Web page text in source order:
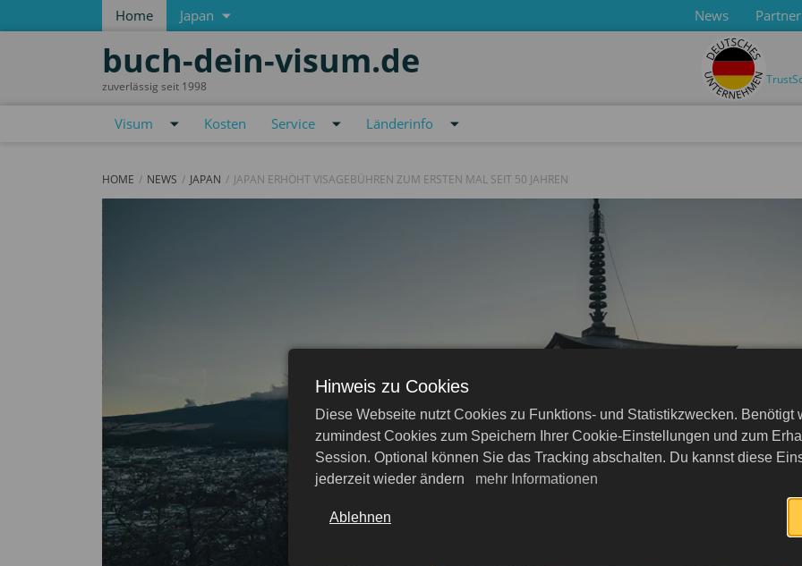
Home Japan News Partner
buch-dein-visum.de
zuverlässig seit 1998
Visum Kosten Service Länderinfo
HOME NEWS JAPAN JAPAN ERHÖHT VISAGEBÜHREN ZUM ERSTEN MAL SEIT 50 JAHREN
Hinweis zu Cookies
Diese Webseite nutzt Cookies zu Funktions- und Statistikzwecken. Benötigt
zumindest Cookies zum Speichern Ihrer Cookie-Einstellungen und zum
Session. Optional können Sie das Tracking abschalten. Du kannst diese
jederzeit wieder ändern
mehr Informationen
Ablehnen